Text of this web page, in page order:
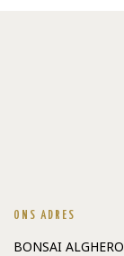
ONS ADRES
BONSAI ALGHERO